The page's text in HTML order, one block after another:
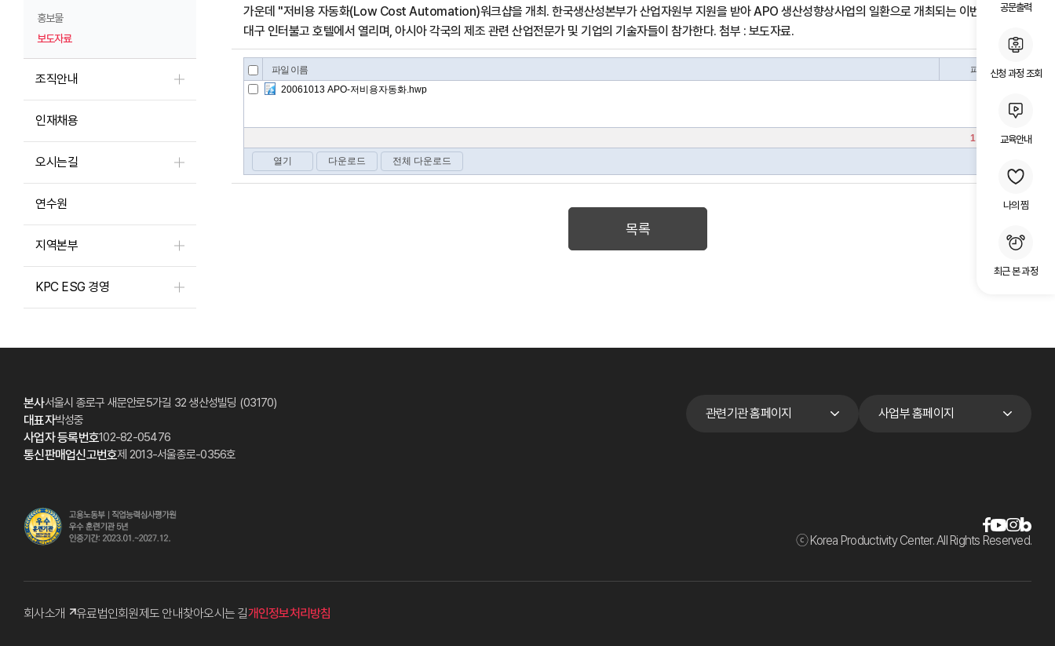
공문출력
신청 과정 조회
교육안내
나의 찜
최근 본 과정
홍보물
보도자료
조직안내
인재채용
오시는길
연수원
지역본부
KPC ESG 경영
가운데 "저비용 자동화(Low Cost Automation)워크샵을 개최. 한국생산성본부가 산업자원부 지원을 받아 APO 생산성향상사업의 일환으로 개최되는 이번 워크샵은
대구 인터불고 호텔에서 열리며, 아시아 각국의 제조 관련 산업전문가 및 기업의 기술자들이 참가한다. 첨부 : 보도자료.
목록
본사서울시 종로구 새문안로5가길 32 생산성빌딩 (03170)
대표자박성중
사업자 등록번호102-82-05476
통신판매업신고번호제 2013-서울종로-0356호
관련기관 홈페이지 사업부 홈페이지
ⓒ Korea Productivity Center. All Rights Reserved.
회사소개 유료법인회원제도 안내찾아오시는 길개인정보처리방침